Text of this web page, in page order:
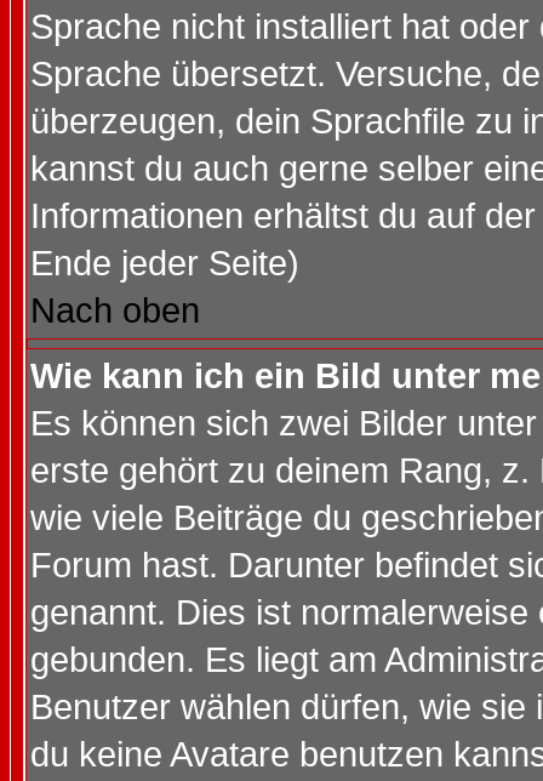
Sprache nicht installiert hat
Sprache übersetzt. Versuche,
überzeugen, dein Sprachfile zu
kannst du auch gerne selber
Informationen erhältst du auf
Ende jeder Seite)
Nach oben
Wie kann ich ein Bild unter
Es können sich zwei Bilder
erste gehört zu deinem Rang,
wie viele Beiträge du
Forum hast. Darunter befindet
genannt. Dies ist
gebunden. Es liegt am
Benutzer wählen dürfen, wie
du keine Avatare benutzen